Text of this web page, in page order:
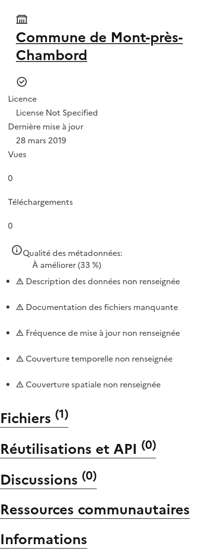
Commune de Mont-près-
Chambord
Licence
License Not Specified
Dernière mise à jour
28 mars 2019
Vues
0
Téléchargements
0
Qualité des métadonnées:
À améliorer(33 %)
Description des données non renseignée
Documentation des fichiers manquante
Fréquence de mise à jour non renseignée
Couverture temporelle non renseignée
Couverture spatiale non renseignée
Fichiers (1)
Réutilisations et API (0)
Discussions (0)
Ressources communautaires
Informations